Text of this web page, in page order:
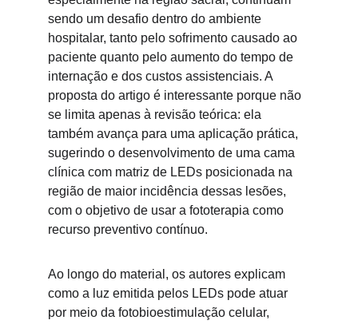
sendo um desafio dentro do ambiente
hospitalar, tanto pelo sofrimento causado ao
paciente quanto pelo aumento do tempo de
internação e dos custos assistenciais. A
proposta do artigo é interessante porque não
se limita apenas à revisão teórica: ela
também avança para uma aplicação prática,
sugerindo o desenvolvimento de uma cama
clínica com matriz de LEDs posicionada na
região de maior incidência dessas lesões,
com o objetivo de usar a fototerapia como
recurso preventivo contínuo.
Ao longo do material, os autores explicam
como a luz emitida pelos LEDs pode atuar
por meio da fotobioestimulação celular,